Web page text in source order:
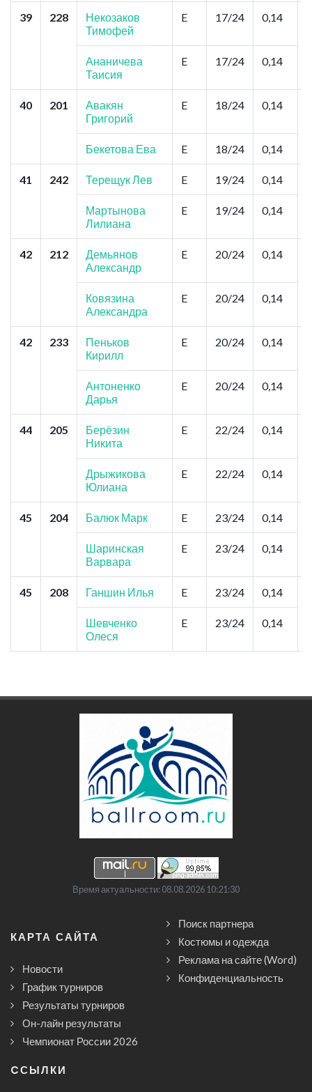
39 228
Некозаков
Тимофей
E 17/24 0,14
Ананичева
Таисия
E 17/24 0,14
40 201
Авакян
Григорий
E 18/24 0,14
Бекетова Ева E 18/24 0,14
41 242 Терещук Лев E 19/24 0,14
Мартынова
Лилиана
E 19/24 0,14
42 212
Демьянов
Александр
E 20/24 0,14
Ковязина
Александра
E 20/24 0,14
42 233
Пеньков
Кирилл
E 20/24 0,14
Антоненко
Дарья
E 20/24 0,14
44 205
Берёзин
Никита
E 22/24 0,14
Дрыжикова
Юлиана
E 22/24 0,14
45 204 Балюк Марк E 23/24 0,14
Шаринская
Варвара
E 23/24 0,14
45 208 Ганшин Илья E 23/24 0,14
Шевченко
Олеся
E 23/24 0,14
Время актуальности: 08.08.2026 10:21:30
КАРТА САЙТА
Новости
График турниров
Результаты турниров
Он-лайн результаты
Чемпионат России 2026
Поиск партнера
Костюмы и одежда
Реклама на сайте (Word)
Конфиденциальность
CСЫЛКИ